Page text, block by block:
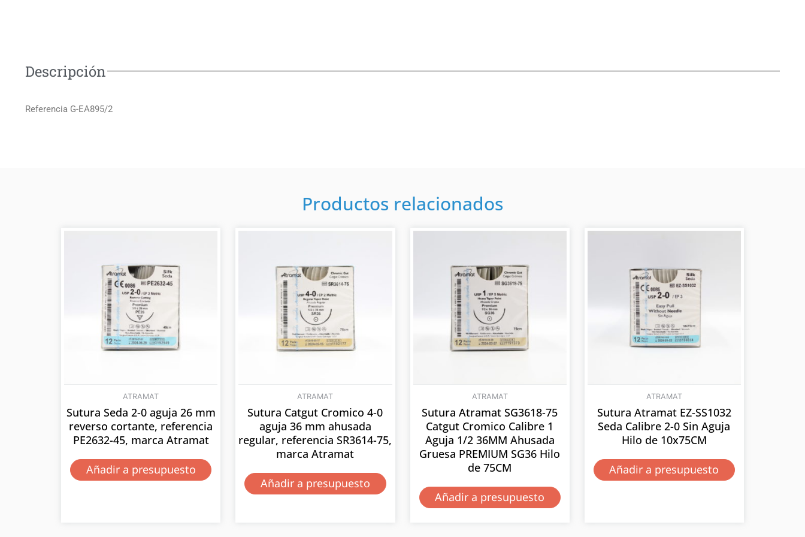
Descripción
Referencia G-EA895/2
Productos relacionados
ATRAMAT
Sutura Seda 2-0 aguja 26 mm
reverso cortante, referencia
PE2632-45, marca Atramat
Añadir a presupuesto
ATRAMAT
Sutura Catgut Cromico 4-0
aguja 36 mm ahusada
regular, referencia SR3614-75,
marca Atramat
Añadir a presupuesto
ATRAMAT
Sutura Atramat SG3618-75
Catgut Cromico Calibre 1
Aguja 1/2 36MM Ahusada
Gruesa PREMIUM SG36 Hilo
de 75CM
Añadir a presupuesto
ATRAMAT
Sutura Atramat EZ-SS1032
Seda Calibre 2-0 Sin Aguja
Hilo de 10x75CM
Añadir a presupuesto